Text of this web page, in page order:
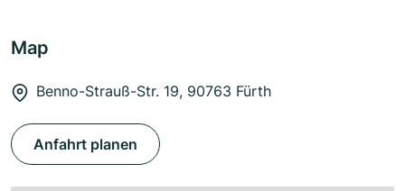
Map
Benno-Strauß-Str. 19, 90763 Fürth
Anfahrt planen